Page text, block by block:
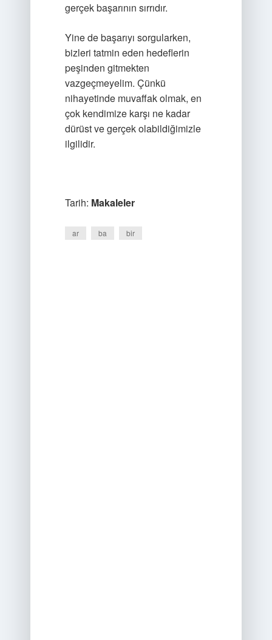
gerçek başarının sırrıdır.
Yine de başarıyı sorgularken,
bizleri tatmin eden hedeflerin
peşinden gitmekten
vazgeçmeyelim. Çünkü
nihayetinde muvaffak olmak, en
çok kendimize karşı ne kadar
dürüst ve gerçek olabildiğimizle
ilgilidir.
Tarih: Makaleler
ar ba bir